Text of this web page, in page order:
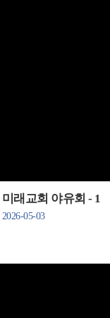
미래교회 야유회 - 1
2026-05-03